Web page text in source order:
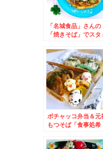
「名城食品」さんの
「焼きそば」でスタ
♪焼きそば田むし男
ん推し活(*´艸`*)
ポチャッコ弁当＆元
もつそば「食事処希
つそば」激ウマっ(*